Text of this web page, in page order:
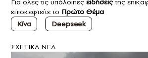
επισκεφτείτε το Πρώτο Θέμα
Κίνα
Deepseek
ΣXETIKA NEA